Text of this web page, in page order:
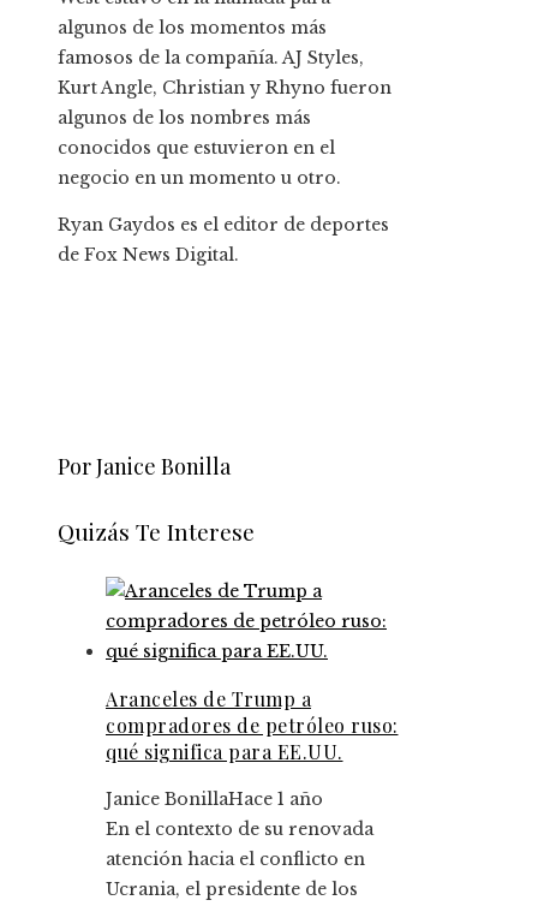
algunos de los momentos más
famosos de la compañía. AJ Styles,
Kurt Angle, Christian y Rhyno fueron
algunos de los nombres más
conocidos que estuvieron en el
negocio en un momento u otro.
Ryan Gaydos es el editor de deportes
de Fox News Digital.
Por Janice Bonilla
Quizás Te Interese
Aranceles de Trump a
compradores de petróleo ruso:
qué significa para EE.UU.
Janice BonillaHace 1 año
En el contexto de su renovada
atención hacia el conflicto en
Ucrania, el presidente de los